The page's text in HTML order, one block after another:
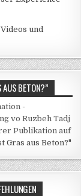
und
BETON?”
-
vo Ruzbeh Tadj
Publikation auf
Gras aus Beton?"